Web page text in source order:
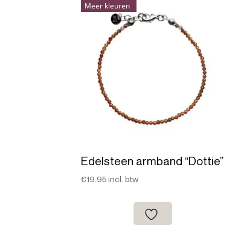
Meer kleuren
Edelsteen armband “Dottie”
€19.95 incl. btw